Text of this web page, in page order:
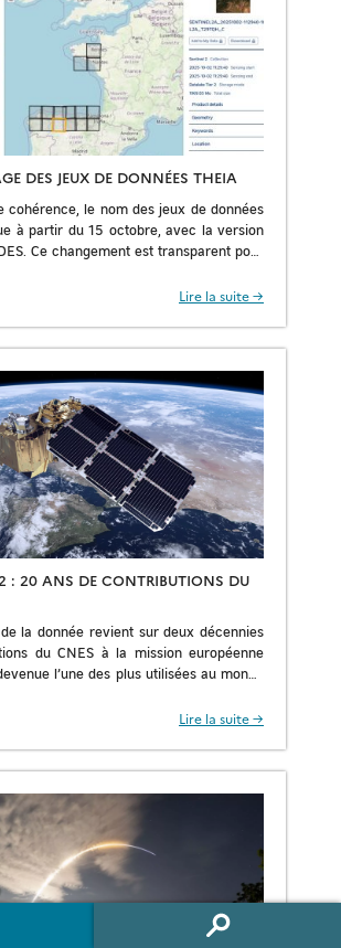
DES JEUX DE DONNÉES THEIA
cohérence, le nom des jeux de données
à partir du 15 octobre, avec la version
Ce changement est transparent pour
Lire la suite →
: 20 ANS DE CONTRIBUTIONS DU
la donnée revient sur deux décennies
du CNES à la mission européenne
l’une des plus utilisées au monde
Lire la suite →